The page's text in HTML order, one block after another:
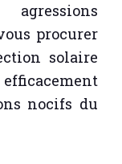
procurer
solaire
nocifs du